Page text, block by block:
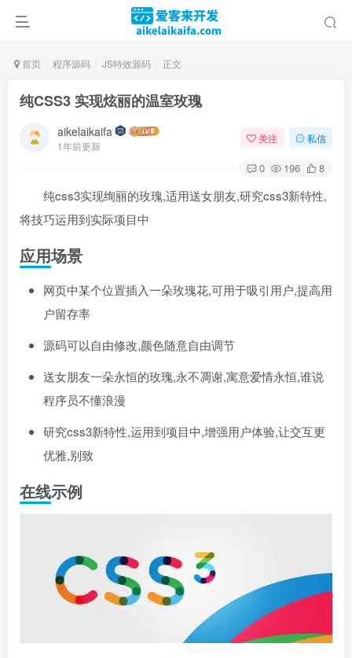
首页 程序源码 JS特效源码 正文
纯CSS3 实现炫丽的温室玫瑰
aikelaikaifa
1年前更新
关注 私信
0 196 8
纯css3实现绚丽的玫瑰,适用送女朋友,研究css3新特性,
将技巧运用到实际项目中
应用场景
网页中某个位置插入一朵玫瑰花,可用于吸引用户,提高用
户留存率
源码可以自由修改,颜色随意自由调节
送女朋友一朵永恒的玫瑰,永不凋谢,寓意爱情永恒,谁说
程序员不懂浪漫
研究css3新特性,运用到项目中,增强用户体验,让交互更
优雅,别致
在线示例